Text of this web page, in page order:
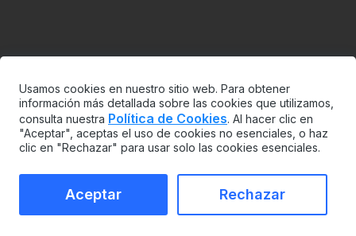
Usamos cookies en nuestro sitio web. Para obtener
información más detallada sobre las cookies que utilizamos,
consulta nuestra Política de Cookies. Al hacer clic en
"Aceptar", aceptas el uso de cookies no esenciales, o haz
clic en "Rechazar" para usar solo las cookies esenciales.
Aceptar Rechazar